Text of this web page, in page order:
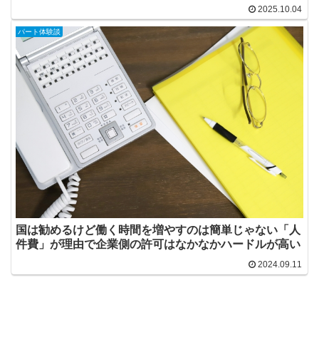
2025.10.04
パート体験談
国は勧めるけど働く時間を増やすのは簡単じゃない「人
件費」が理由で企業側の許可はなかなかハードルが高い
2024.09.11